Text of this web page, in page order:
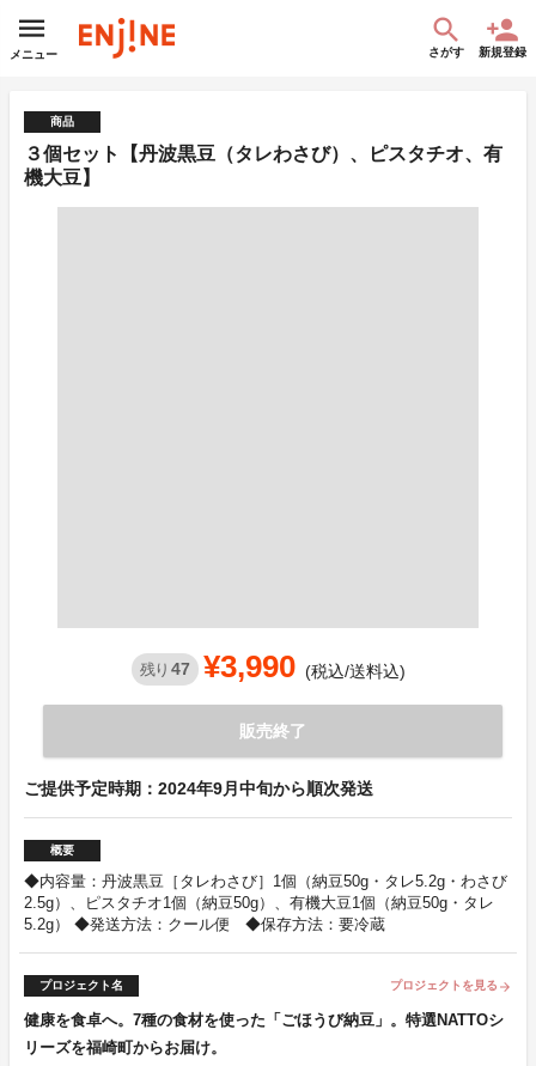
メニュー さがす 新規登録
商品
３個セット【丹波黒豆（タレわさび）、ピスタチオ、有
機大豆】
残り 47 ¥3,990 (税込/送料込)
販売終了
ご提供予定時期：2024年9月中旬から順次発送
概要
◆内容量：丹波黒豆［タレわさび］1個（納豆50g・タレ5.2g・わさび
2.5g）、ピスタチオ1個（納豆50g）、有機大豆1個（納豆50g・タレ
5.2g） ◆発送方法：クール便 ◆保存方法：要冷蔵
プロジェクト名 プロジェクトを見る arrow_forward
健康を食卓へ。7種の食材を使った「ごほうび納豆」。特選NATTOシ
リーズを福崎町からお届け。